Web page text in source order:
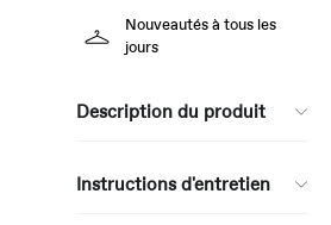
Nouveautés à tous les
jours
Description du produit
Instructions d'entretien